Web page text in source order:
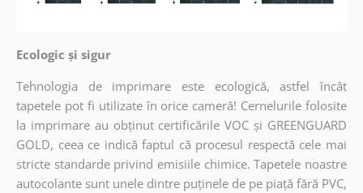
Ecologic și sigur
Tehnologia de imprimare este ecologică, astfel încât
tapetele pot fi utilizate în orice cameră! Cernelurile folosite
la imprimare au obținut certificările VOC și GREENGUARD
GOLD, ceea ce indică faptul că procesul respectă cele mai
stricte standarde privind emisiile chimice. Tapetele noastre
autocolante sunt unele dintre puținele de pe piață fără PVC,